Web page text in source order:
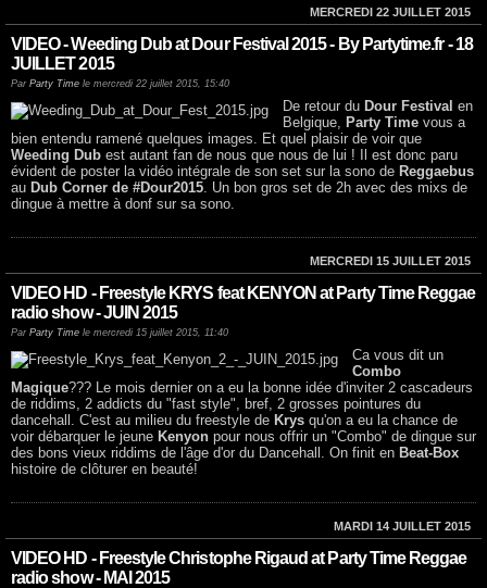
MERCREDI 22 JUILLET 2015
VIDEO - Weeding Dub at Dour Festival 2015 - By Partytime.fr - 18
JUILLET 2015
Par Party Time le mercredi 22 juillet 2015, 15:40
De retour du Dour Festival en
Belgique,
Party Time vous a
bien entendu ramené quelques images. Et quel plaisir de voir que
Weeding Dub est autant fan de nous que nous de lui ! Il est donc paru
évident de poster la vidéo intégrale de son set sur la sono de Reggaebus
au Dub Corner de #Dour2015 . Un bon gros set de 2h avec des mixs de
dingue à mettre à donf sur sa sono.
MERCREDI 15 JUILLET 2015
VIDEO HD - Freestyle KRYS feat KENYON at Party Time Reggae
radio show - JUIN 2015
Par Party Time le mercredi 15 juillet 2015, 11:40
Ca vous dit un
Combo
Magique??? Le mois dernier on a eu la bonne idée d'inviter 2 cascadeurs
de riddims, 2 addicts du "fast style", bref, 2 grosses pointures du
dancehall. C'est au milieu du freestyle de Krys qu'on a eu la chance de
voir débarquer le jeune Kenyon pour nous offrir un "Combo" de dingue sur
des bons vieux riddims de l'âge d'or du Dancehall. On finit en Beat-Box
histoire de clôturer en beauté!
MARDI 14 JUILLET 2015
VIDEO HD - Freestyle Christophe Rigaud at Party Time Reggae
radio show - MAI 2015